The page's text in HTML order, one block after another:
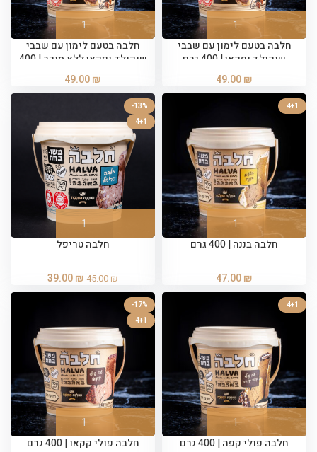
חלבה בטעם לימון עם שבבי
שוקולד ופקאן | 400 גרם
49.00₪
חלבה בטעם לימון עם שבבי
שוקולד ופקאן ללא סוכר | 400
גרם
49.00₪
4+1
חלבה בננה | 400 גרם
47.00₪
-13%
4+1
חלבה טריפל
45.00₪
39.00₪
4+1
חלבה פולי קפה | 400 גרם
-17%
4+1
חלבה פולי קקאו | 400 גרם